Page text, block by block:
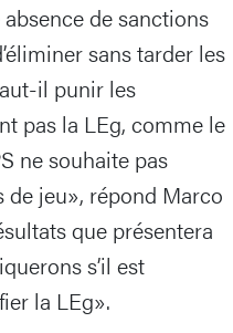
de sanctions
sans tarder les
il punir les
pas la LEg, comme le
ne souhaite pas
jeu», répond Marco
que présentera
s’il est
la LEg».